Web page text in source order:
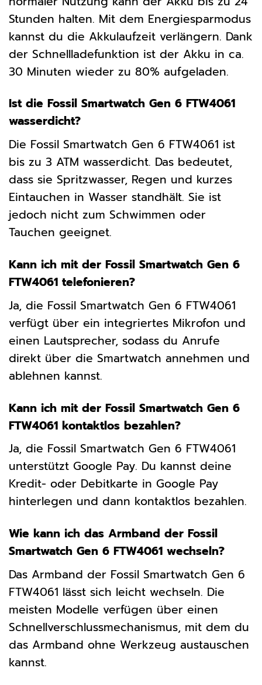
Stunden halten. Mit dem Energiesparmodus
kannst du die Akkulaufzeit verlängern. Dank
der Schnellladefunktion ist der Akku in ca.
30 Minuten wieder zu 80% aufgeladen.
Ist die Fossil Smartwatch Gen 6 FTW4061
wasserdicht?
Die Fossil Smartwatch Gen 6 FTW4061 ist
bis zu 3 ATM wasserdicht. Das bedeutet,
dass sie Spritzwasser, Regen und kurzes
Eintauchen in Wasser standhält. Sie ist
jedoch nicht zum Schwimmen oder
Tauchen geeignet.
Kann ich mit der Fossil Smartwatch Gen 6
FTW4061 telefonieren?
Ja, die Fossil Smartwatch Gen 6 FTW4061
verfügt über ein integriertes Mikrofon und
einen Lautsprecher, sodass du Anrufe
direkt über die Smartwatch annehmen und
ablehnen kannst.
Kann ich mit der Fossil Smartwatch Gen 6
FTW4061 kontaktlos bezahlen?
Ja, die Fossil Smartwatch Gen 6 FTW4061
unterstützt Google Pay. Du kannst deine
Kredit- oder Debitkarte in Google Pay
hinterlegen und dann kontaktlos bezahlen.
Wie kann ich das Armband der Fossil
Smartwatch Gen 6 FTW4061 wechseln?
Das Armband der Fossil Smartwatch Gen 6
FTW4061 lässt sich leicht wechseln. Die
meisten Modelle verfügen über einen
Schnellverschlussmechanismus, mit dem du
das Armband ohne Werkzeug austauschen
kannst.